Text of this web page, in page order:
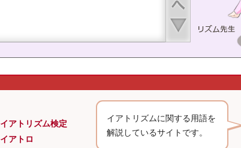
イアトリズム検定
イアトロ
イアトリズムに関する用語を
解説しているサイトです。